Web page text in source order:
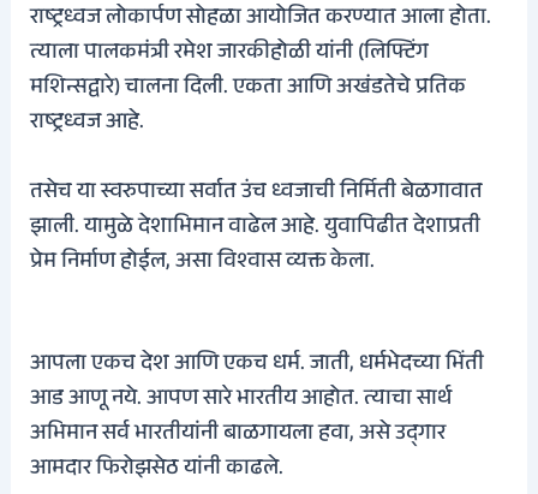
राष्ट्रध्वज लोकार्पण सोहळा आयोजित करण्यात आला होता.
त्याला पालकमंत्री रमेश जारकीहोळी यांनी (लिफ्टिंग
मशिन्सद्वारे) चालना दिली. एकता आणि अखंडतेचे प्रतिक
राष्ट्रध्वज आहे.
तसेच या स्वरुपाच्या सर्वात उंच ध्वजाची निर्मिती बेळगावात
झाली. यामुळे देशाभिमान वाढेल आहे. युवापिढीत देशाप्रती
प्रेम निर्माण होईल, असा विश्‍वास व्यक्त केला.
आपला एकच देश आणि एकच धर्म. जाती, धर्मभेदच्या भिंती
आड आणू नये. आपण सारे भारतीय आहोत. त्याचा सार्थ
अभिमान सर्व भारतीयांनी बाळगायला हवा, असे उद्‌गार
आमदार फिरोझसेठ यांनी काढले.